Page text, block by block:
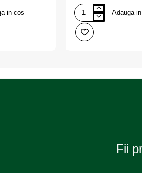
in cos
Bec
camion
24v
h1
+120%
Adauga
Fii